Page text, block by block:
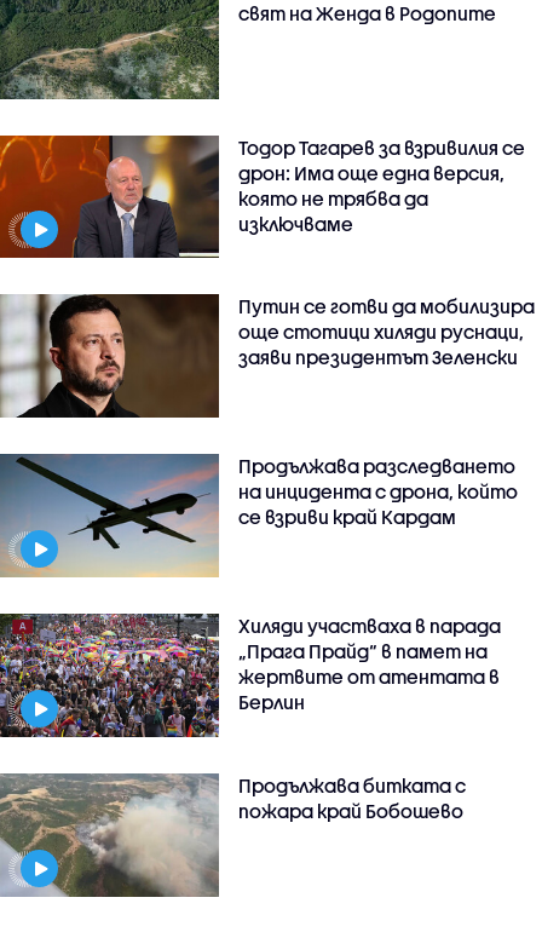
свят на Женда в Родопите
Тодор Тагарев за взривилия се
дрон: Има още една версия,
която не трябва да
изключваме
Путин се готви да мобилизира
още стотици хиляди руснаци,
заяви президентът Зеленски
Продължава разследването
на инцидента с дрона, който
се взриви край Кардам
Хиляди участваха в парада
„Прага Прайд“ в памет на
жертвите от атентата в
Берлин
Продължава битката с
пожара край Бобошево